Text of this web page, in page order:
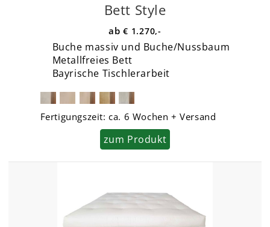
Bett Style
€ 1.270,-
Buche massiv und Buche/Nussbaum
Metallfreies Bett
Bayrische Tischlerarbeit
Fertigungszeit:ca. 6 Wochen + Versand
zum Produkt